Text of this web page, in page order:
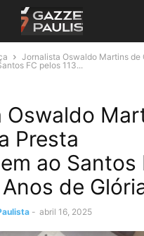
Jornalista Oswaldo Martins de
FC pelos 113...
Oswaldo
Presta
ao Santos
de
- abril 16, 2025